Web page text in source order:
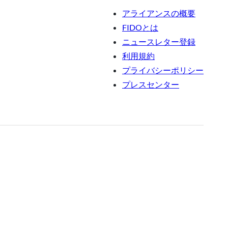
アライアンスの概要
FIDOとは
ニュースレター登録
利用規約
プライバシーポリシー
プレスセンター